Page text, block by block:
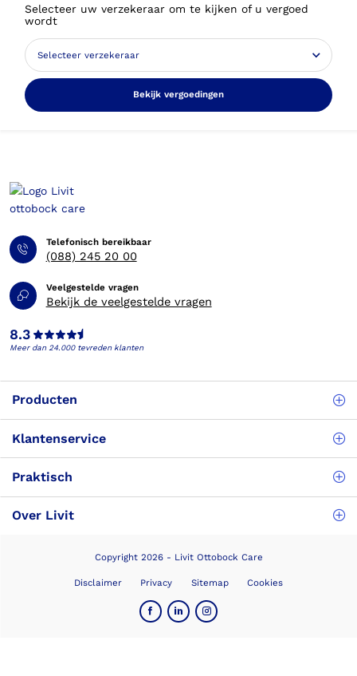
Selecteer uw verzekeraar om te kijken of u vergoed
wordt
Bekijk vergoedingen
Telefonisch bereikbaar
(088) 245 20 00
Veelgestelde vragen
Bekijk de veelgestelde vragen
8.3
Meer dan 24.000 tevreden klanten
Producten
Klantenservice
Praktisch
Over Livit
Copyright 2026 - Livit Ottobock Care
Disclaimer Privacy Sitemap Cookies